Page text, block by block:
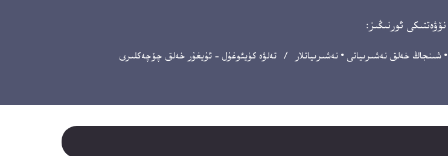
نۆۋەتتىكى ئورنىڭىز:
• شىنجاڭ خەلق نەشىرىياتى • نەشىرىياتلار / تەلۋە كۈيئوغۇل – ئۇيغۇر خەلق چۆچەكلىرى